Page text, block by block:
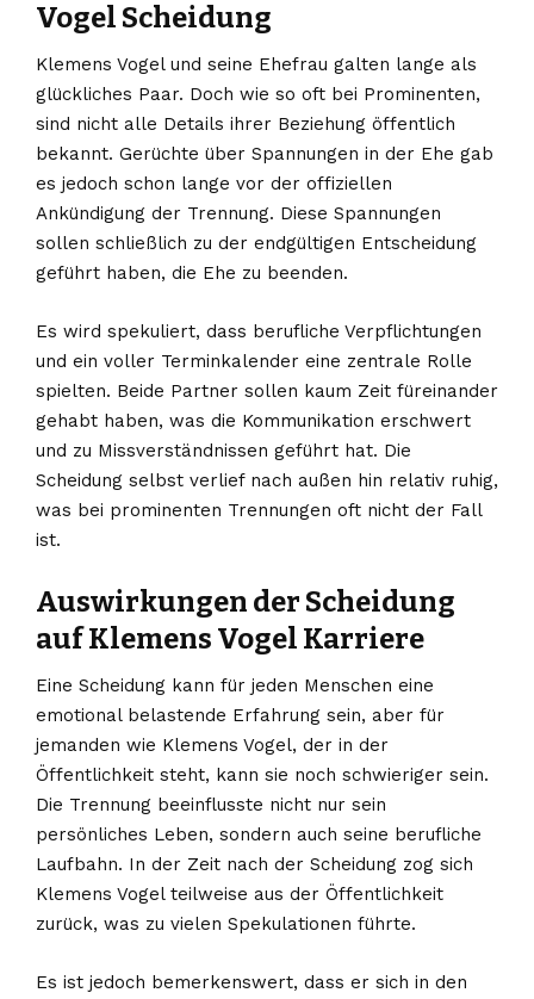
Vogel Scheidung
Klemens Vogel und seine Ehefrau galten lange als
glückliches Paar. Doch wie so oft bei Prominenten,
sind nicht alle Details ihrer Beziehung öffentlich
bekannt. Gerüchte über Spannungen in der Ehe gab
es jedoch schon lange vor der offiziellen
Ankündigung der Trennung. Diese Spannungen
sollen schließlich zu der endgültigen Entscheidung
geführt haben, die Ehe zu beenden.
Es wird spekuliert, dass berufliche Verpflichtungen
und ein voller Terminkalender eine zentrale Rolle
spielten. Beide Partner sollen kaum Zeit füreinander
gehabt haben, was die Kommunikation erschwert
und zu Missverständnissen geführt hat. Die
Scheidung selbst verlief nach außen hin relativ ruhig,
was bei prominenten Trennungen oft nicht der Fall
ist.
Auswirkungen der Scheidung
auf Klemens Vogel Karriere
Eine Scheidung kann für jeden Menschen eine
emotional belastende Erfahrung sein, aber für
jemanden wie Klemens Vogel, der in der
Öffentlichkeit steht, kann sie noch schwieriger sein.
Die Trennung beeinflusste nicht nur sein
persönliches Leben, sondern auch seine berufliche
Laufbahn. In der Zeit nach der Scheidung zog sich
Klemens Vogel teilweise aus der Öffentlichkeit
zurück, was zu vielen Spekulationen führte.
Es ist jedoch bemerkenswert, dass er sich in den